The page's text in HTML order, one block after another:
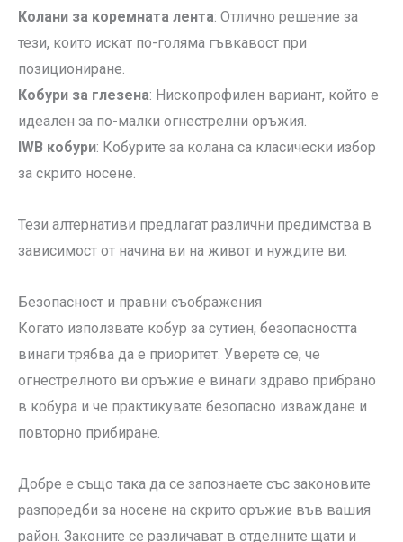
Колани за коремната лента: Отлично решение за
тези, които искат по-голяма гъвкавост при
позициониране.
Кобури за глезена: Нископрофилен вариант, който е
идеален за по-малки огнестрелни оръжия.
IWB кобури: Кобурите за колана са класически избор
за скрито носене.
Тези алтернативи предлагат различни предимства в
зависимост от начина ви на живот и нуждите ви.
Безопасност и правни съображения
Когато използвате кобур за сутиен, безопасността
винаги трябва да е приоритет. Уверете се, че
огнестрелното ви оръжие е винаги здраво прибрано
в кобура и че практикувате безопасно изваждане и
повторно прибиране.
Добре е също така да се запознаете със законовите
разпоредби за носене на скрито оръжие във вашия
район. Законите се различават в отделните щати и